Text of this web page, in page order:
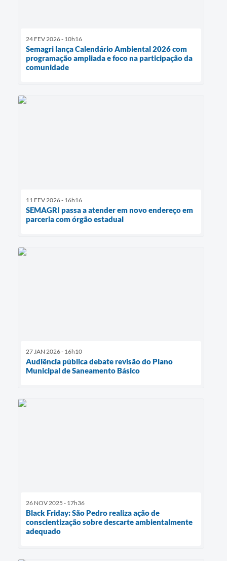
24 FEV 2026 - 10h16
Semagri lança Calendário Ambiental 2026 com
programação ampliada e foco na participação da
comunidade
11 FEV 2026 - 16h16
SEMAGRI passa a atender em novo endereço em
parceria com órgão estadual
27 JAN 2026 - 16h10
Audiência pública debate revisão do Plano
Municipal de Saneamento Básico
26 NOV 2025 - 17h36
Black Friday: São Pedro realiza ação de
conscientização sobre descarte ambientalmente
adequado